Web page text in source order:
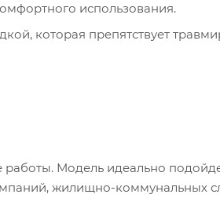
использования.
которая препятствует
Модель идеально
жилищно-коммунальных